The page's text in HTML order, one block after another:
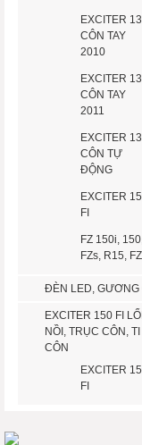
EXCITER
CÔN TAY
2010
EXCITER
CÔN TAY
2011
EXCITER
CÔN TỰ
ĐỘNG
EXCITER
FI
FZ 150i,
FZs, R15, FZ
ĐÈN LED, GƯƠNG
EXCITER 150 FI
NỒI, TRỤC CÔN, TI
CÔN
EXCITER
FI